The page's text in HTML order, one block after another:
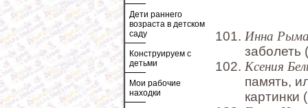
Дети раннего
возраста в детском
саду
Конструируем с
детьми
Мои рабочие
находки
Инна
заболеть
Ксения
память,
картинки